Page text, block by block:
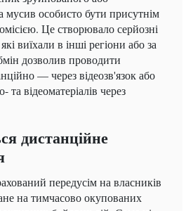
особисто бути присутнім
Це створювало серйозні
виїхали в інші регіони або за
дозволив проводити
— через відеозв'язок або
відеоматеріалів через
дистанційне
передусім на власників
на тимчасово окупованих